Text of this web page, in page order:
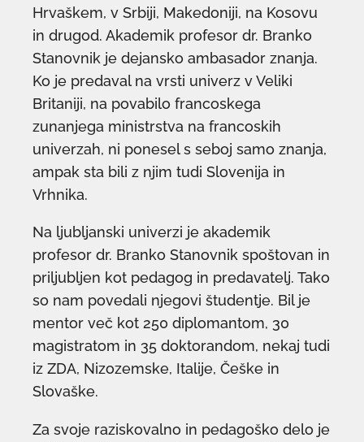
Hrvaškem, v Srbiji, Makedoniji, na Kosovu
in drugod. Akademik profesor dr. Branko
Stanovnik je dejansko ambasador znanja.
Ko je predaval na vrsti univerz v Veliki
Britaniji, na povabilo francoskega
zunanjega ministrstva na francoskih
univerzah, ni ponesel s seboj samo znanja,
ampak sta bili z njim tudi Slovenija in
Vrhnika.
Na ljubljanski univerzi je akademik
profesor dr. Branko Stanovnik spoštovan in
priljubljen kot pedagog in predavatelj. Tako
so nam povedali njegovi študentje. Bil je
mentor več kot 250 diplomantom, 30
magistratom in 35 doktorandom, nekaj tudi
iz ZDA, Nizozemske, Italije, Češke in
Slovaške.
Za svoje raziskovalno in pedagoško delo je